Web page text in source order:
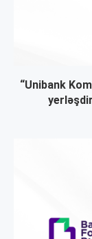
“Unibank